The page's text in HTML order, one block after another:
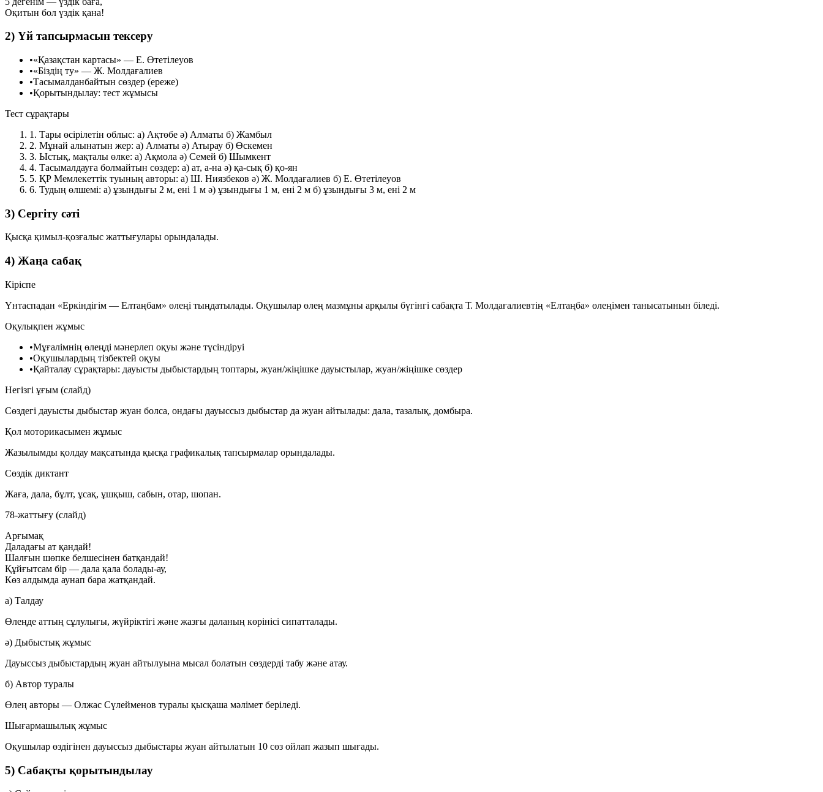
Оқитын бол үздік қана!
2) Үй тапсырмасын тексеру
•«Қазақстан картасы» — Е. Өтетілеуов
•«Біздің ту» — Ж. Молдағалиев
•Тасымалданбайтын сөздер (ереже)
•Қорытындылау: тест жұмысы
Тест сұрақтары
1. Тары өсірілетін облыс: а) Ақтөбе ә) Алматы б) Жамбыл
2. Мұнай алынатын жер: а) Алматы ә) Атырау б) Өскемен
3. Ыстық, мақталы өлке: а) Ақмола ә) Семей б) Шымкент
4. Тасымалдауға болмайтын сөздер: а) ат, а-на ә) қа-сық б) қо-ян
5. ҚР Мемлекеттік туының авторы: а) Ш. Ниязбеков ә) Ж. Молдағалиев б) Е. Өтетілеуов
6. Тудың өлшемі: а) ұзындығы 2 м, ені 1 м ә) ұзындығы 1 м, ені 2 м б) ұзындығы 3 м, ені 2 м
3) Сергіту сәті
Қысқа қимыл-қозғалыс жаттығулары орындалады.
4) Жаңа сабақ
Кіріспе
Үнтаспадан «Еркіндігім — Елтаңбам» өлеңі тыңдатылады. Оқушылар өлең мазмұны арқылы бүгінгі сабақта Т. Молдағалиевтің «Елтаңба» өлеңімен танысатынын біледі.
Оқулықпен жұмыс
•Мұғалімнің өлеңді мәнерлеп оқуы және түсіндіруі
•Оқушылардың тізбектей оқуы
•Қайталау сұрақтары: дауысты дыбыстардың топтары, жуан/жіңішке дауыстылар, жуан/жіңішке сөздер
Негізгі ұғым (слайд)
Сөздегі дауысты дыбыстар жуан болса, ондағы дауыссыз дыбыстар да жуан айтылады: дала, тазалық, домбыра.
Қол моторикасымен жұмыс
Жазылымды қолдау мақсатында қысқа графикалық тапсырмалар орындалады.
Сөздік диктант
Жаға, дала, бұлт, ұсақ, ұшқыш, сабын, отар, шопан.
78-жаттығу (слайд)
Арғымақ
Даладағы ат қандай!
Шалғын шөпке белшесінен батқандай!
Құйғытсам бір — дала қала болады-ау,
Көз алдымда аунап бара жатқандай.
а) Талдау
Өлеңде аттың сұлулығы, жүйріктігі және жазғы даланың көрінісі сипатталады.
ә) Дыбыстық жұмыс
Дауыссыз дыбыстардың жуан айтылуына мысал болатын сөздерді табу және атау.
б) Автор туралы
Өлең авторы — Олжас Сүлейменов туралы қысқаша мәлімет беріледі.
Шығармашылық жұмыс
Оқушылар өздігінен дауыссыз дыбыстары жуан айтылатын 10 сөз ойлап жазып шығады.
5) Сабақты қорытындылау